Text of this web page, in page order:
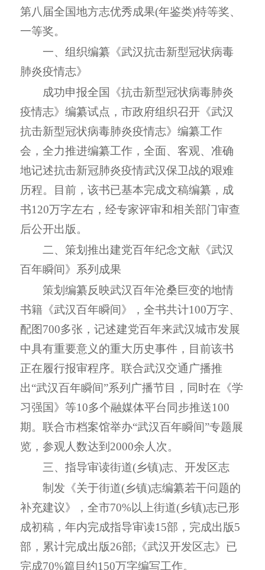
第八届全国地方志优秀成果(年鉴类)特等奖、
一等奖。
一、组织编纂《武汉抗击新型冠状病毒
肺炎疫情志》
成功申报全国《抗击新型冠状病毒肺炎
疫情志》编纂试点 ，市政府组织召开《武汉
抗击新型冠状病毒肺炎疫情志》编纂工作
会，全力推进编纂工作 ，全面、客观、准确
地记述抗击新冠肺炎疫情武汉保卫战的艰难
历程。目前，该书已基本完成文稿编纂， 成
书120万字左右，经专家评审和相关部门审查
后公开出版。
二、策划推出建党百年纪念文献《武汉
百年瞬间》系列成果
策划编纂反映武汉百年沧桑巨变的地情
书籍《武汉百年瞬间》，全书共计100万字、
配图 700多张，记述建党百年来武汉城市发展
中具有重要意义的重大历史事件，目前该书
正在履行报审程序。联合武汉交通广播推
出“武汉百年瞬间”系列广播节目，同时在《学
习强国》等10多个融媒体平台同步推送100
期。联合市档案馆举办“武汉百年瞬间”专题展
览，参观人数达到 2000余人次。
三、指导审读街道(乡镇)志、开发区志
制发《关于街道(乡镇)志编纂若干问题的
补充建议》，全市70%以上街道(乡镇)志已形
成初稿，年内完成指导审读15部，完成出版5
部，累计完成出版26部; 《武汉开发区志》 已
完成70%篇目约150万字编写工作。